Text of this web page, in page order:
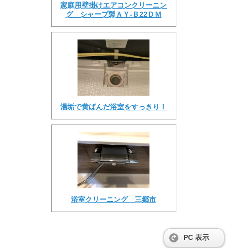
家庭用壁掛けエアコンクリーニン
グ シャープ製ＡＹ-Ｂ22ＤＭ
湯垢で黄ばんだ浴室をすっきり！
浴室クリーニング 三郷市
PC 表示